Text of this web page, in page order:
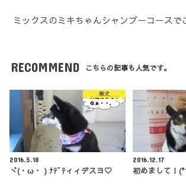
ミックスのミキちゃんシャンプーコースで
RECOMMEND こちらの記事も人気です。
柴犬
2016.5.18
ヾ(・ω・ ) ﾅﾃﾞﾃィィデスヨ♡
2016.12.17
初めまして！